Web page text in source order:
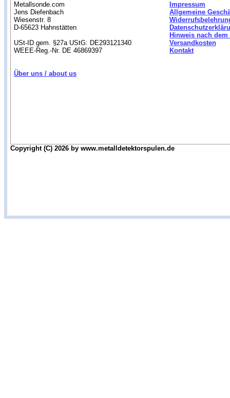
Metallsonde.com
Jens Diefenbach
Wiesenstr. 8
D-65623 Hahnstätten
USt-ID gem. §27a UStG: DE293121340
WEEE-Reg.-Nr. DE 46869397
Über uns / about us
Impressum
Allgemeine
Hinweis nach
Versandkosten
Kontakt
Copyright (C) 2026 by www.metalldetektorspulen.de